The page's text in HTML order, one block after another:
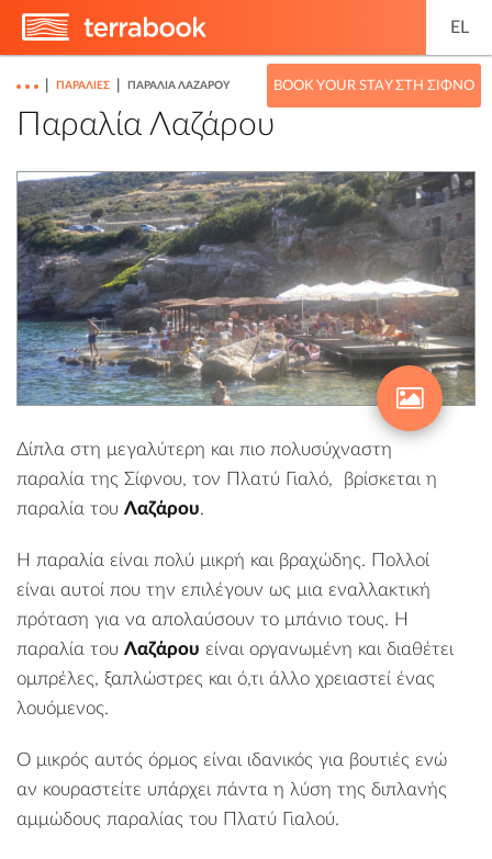
EL
BOOK YOUR STAY ΣΤΗ ΣΊΦΝΟ
ΠΑΡΑΛΊΕΣ ΠΑΡΑΛΊΑ ΛΑΖΆΡΟΥ
Παραλία Λαζάρου
Δίπλα στη μεγαλύτερη και πιο πολυσύχναστη
παραλία της Σίφνου, τον Πλατύ Γιαλό, βρίσκεται η
παραλία του Λαζάρου.
Η παραλία είναι πολύ μικρή και βραχώδης. Πολλοί
είναι αυτοί που την επιλέγουν ως μια εναλλακτική
πρόταση για να απολαύσουν το μπάνιο τους. Η
παραλία του Λαζάρου είναι οργανωμένη και διαθέτει
ομπρέλες, ξαπλώστρες και ό,τι άλλο χρειαστεί ένας
λουόμενος.
Ο μικρός αυτός όρμος είναι ιδανικός για βουτιές ενώ
αν κουραστείτε υπάρχει πάντα η λύση της διπλανής
αμμώδους παραλίας του Πλατύ Γιαλού.